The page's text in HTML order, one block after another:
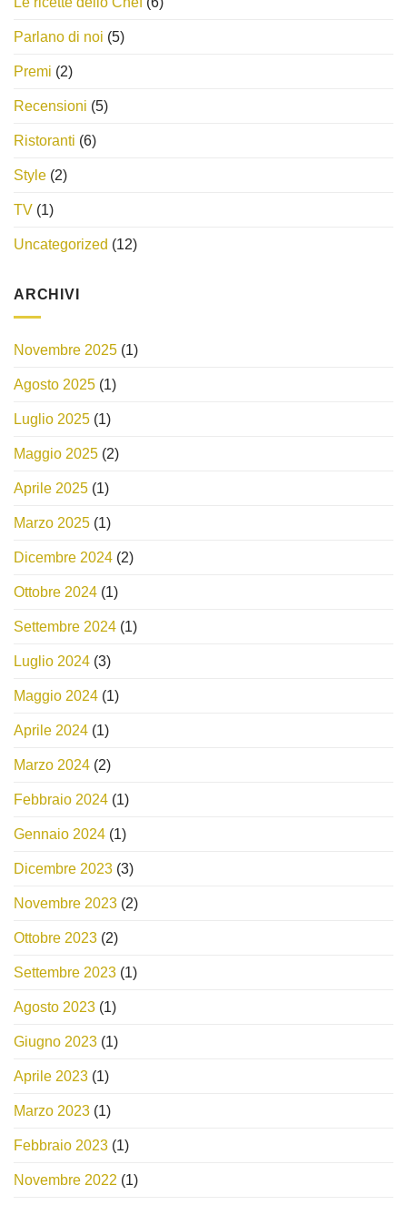
Parlano di noi (5)
Premi (2)
Recensioni (5)
Ristoranti (6)
Style (2)
TV (1)
Uncategorized (12)
ARCHIVI
Novembre 2025 (1)
Agosto 2025 (1)
Luglio 2025 (1)
Maggio 2025 (2)
Aprile 2025 (1)
Marzo 2025 (1)
Dicembre 2024 (2)
Ottobre 2024 (1)
Settembre 2024 (1)
Luglio 2024 (3)
Maggio 2024 (1)
Aprile 2024 (1)
Marzo 2024 (2)
Febbraio 2024 (1)
Gennaio 2024 (1)
Dicembre 2023 (3)
Novembre 2023 (2)
Ottobre 2023 (2)
Settembre 2023 (1)
Agosto 2023 (1)
Giugno 2023 (1)
Aprile 2023 (1)
Marzo 2023 (1)
Febbraio 2023 (1)
Novembre 2022 (1)